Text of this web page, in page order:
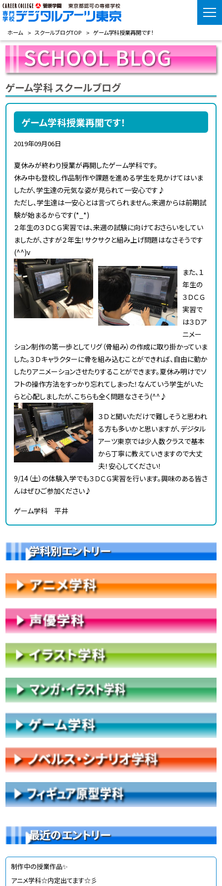
ホーム スクールブログTOP ゲーム学科授業再開です！
学科別エントリー
最近のエントリー
制作中の授業作品✨
アニメ学科☆内定出てます☆彡
ゲーム学科 スクールブログ
ゲーム学科授業再開です！
2019年09月06日
夏休みが終わり授業が再開したゲーム学科です。
休み中も登校し作品制作や課題を進める学生を見かけてはいま
したが、学生達の元気な姿が見られて一安心です♪
ただし、学生達は一安心とは言ってられません。来週からは前期試
験が始まるからです(*_*)
２年生の３ＤＣＧ実習では、来週の試験に向けておさらいをしてい
ましたが、さすが２年生！サクサクと組み上げ問題はなさそうです
(^^)v
また、１
年生の
３ＤＣＧ
実習で
は３Ｄア
ニメー
ション制作の第一歩としてリグ（骨組み）の作成に取り掛かっていま
した。３Ｄキャラクターに骨を組み込むことができれば、自由に動か
したりアニメーションさせたりすることができます。夏休み明けでソ
フトの操作方法をすっかり忘れてしまった！なんていう学生がいた
らと心配しましたが、こちらも全く問題なさそう(^^♪
３Ｄと聞いただけで難しそうと思われ
る方も多いかと思いますが、デジタル
アーツ東京では少人数クラスで基本
から丁寧に教えていきますので大丈
夫！安心してください！
9/14（土）の体験入学でも３ＤＣＧ実習を行います。興味のある皆さ
んはぜひご参加ください♪
ゲーム学科 平井